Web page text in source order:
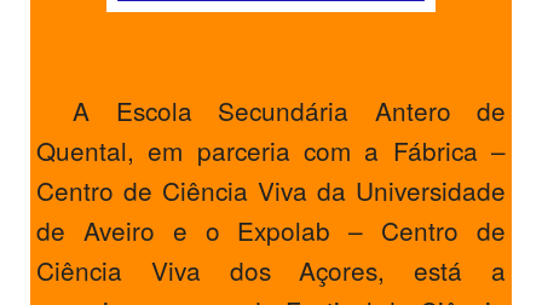
PROFESSORES
A Escola Secundária Antero de
Quental, em parceria com a Fábrica –
Centro de Ciência Viva da Universidade
de Aveiro e o Expolab – Centro de
Ciência Viva dos Açores, está a